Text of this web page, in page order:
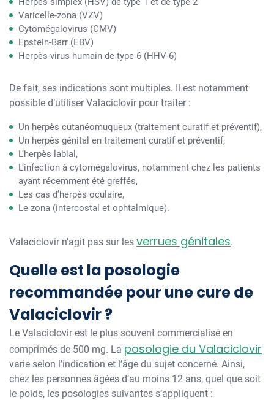
Varicelle-zona (VZV)
Cytomégalovirus (CMV)
Epstein-Barr (EBV)
Herpès-virus humain de type 6 (HHV-6)
De fait, ses indications sont multiples. Il est notamment
possible d’utiliser Valaciclovir pour traiter :
Un herpès cutanéomuqueux (traitement curatif et préventif),
Un herpès génital en traitement curatif et préventif,
L’herpès labial,
L’infection à cytomégalovirus, notamment chez les patients
ayant récemment été greffés,
Les cas d’herpès oculaire,
Le zona (intercostal et ophtalmique).
Valaciclovir n’agit pas sur les verrues génitales.
Quelle est la posologie
recommandée pour une cure de
Valaciclovir ?
Le Valaciclovir est le plus souvent commercialisé en
comprimés de 500 mg. La posologie du Valaciclovir
varie selon l’indication et l’âge du sujet concerné. Ainsi,
chez les personnes âgées d’au moins 12 ans, quel que soit
le poids, les posologies suivantes s’appliquent :